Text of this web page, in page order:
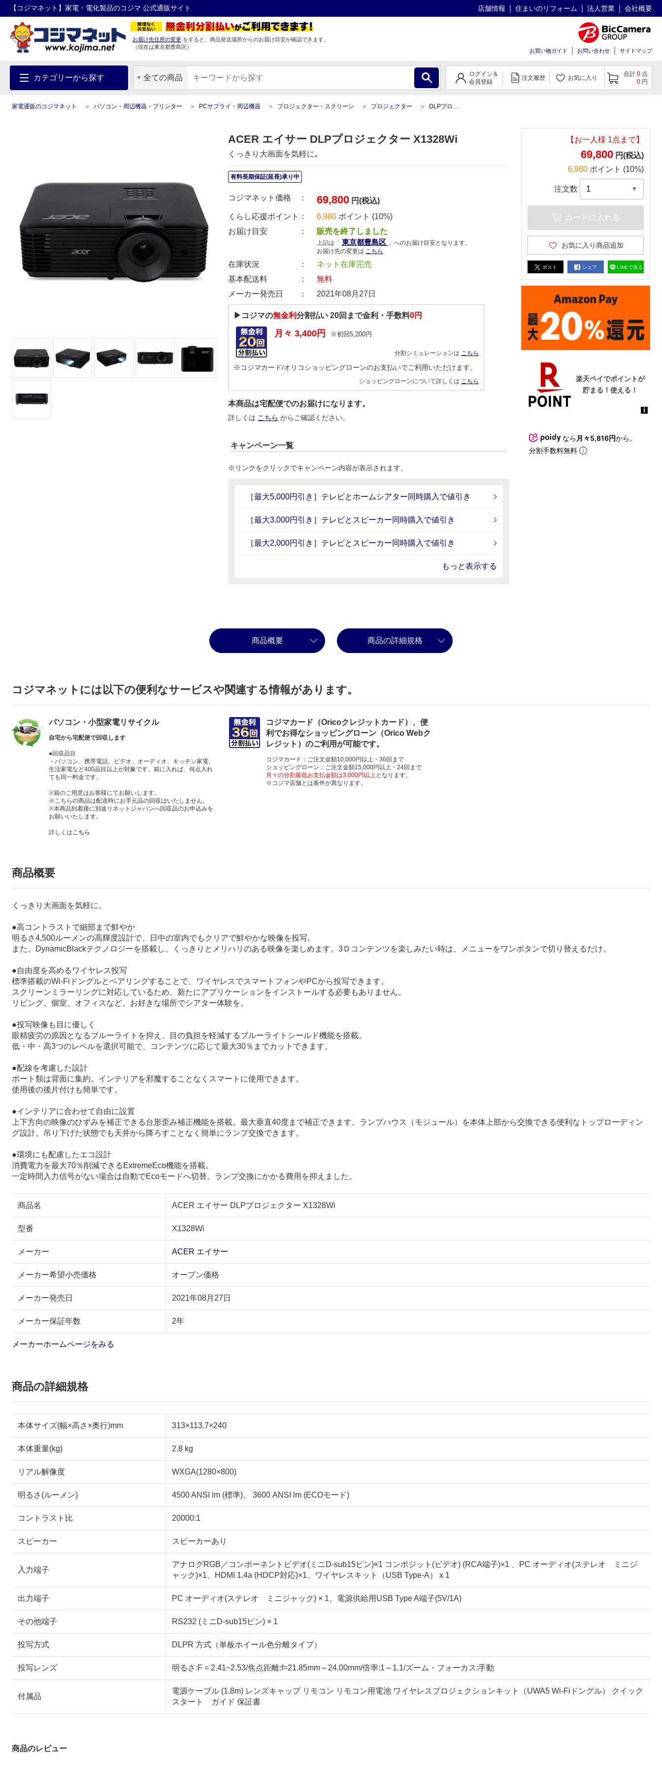
【コジマネット】家電・電化製品のコジマ 公式通販サイト 店舗情報 住まいのリフォーム 法人営業 会社概要
お届け先住所の変更 をすると、商品発送場所からのお届け目安が確認できます。
（現在は東京都豊島区）
お買い物ガイド お問い合わせ サイトマップ
カテゴリーから探す 全ての商品
ログイン＆
会員登録
注文履歴 お気に入り
合計 0 点
0 円
家電通販のコジマネット パソコン・周辺機器・プリンター PCサプライ・周辺機器 プロジェクター・スクリーン プロジェクター DLPプロジェクター
ACER エイサー DLPプロジェクター X1328Wi
くっきり大画面を気軽に｡
有料長期保証(延長)承り中
コジマネット価格 ： 69,800 円(税込)
くらし応援ポイント：
6,980 ポイント (10%)
お届け目安 ：
販売を終了しました
上記は「 東京都豊島区 」へのお届け目安となります。
お届け先の変更は こちら
在庫状況 ：
ネット在庫完売
基本配送料 ：
無料
メーカー発売日 ：
2021年08月27日
▶コジマの無金利分割払い 20回まで金利・手数料0円
月々 3,400 円 ※初回5,200円
分割シミュレーションは こちら
※コジマカード/オリコショッピングローンのお支払いでご利用いただけます。
ショッピングローンについて詳しくは こちら
本商品は宅配便でのお届けになります。
詳しくは こちら からご確認ください。
キャンペーン一覧
※リンクをクリックでキャンペーン内容が表示されます。
［最大5,000円引き］テレビとホームシアター同時購入で値引き
［最大3,000円引き］テレビとスピーカー同時購入で値引き
［最大2,000円引き］テレビとスピーカー同時購入で値引き
もっと表示する
【お一人様 1点まで】
69,800 円(税込)
6,980 ポイント (10%)
注文数
カートに入れる
お気に入り商品追加
ポスト シェア LINEで送る
なら 月々5,816円から。
分割手数料無料
商品概要 商品の詳細規格
コジマネットには以下の便利なサービスや関連する情報があります。
パソコン・小型家電リサイクル
自宅から宅配便で回収します
●回収品目
・パソコン、携帯電話、ビデオ、オーディオ、キッチン家電、
生活家電など400品目以上が対象です。箱に入れば、何点入れ
ても同一料金です。
※箱のご用意はお客様にてお願いします。
※こちらの商品は配送時にお手元品の回収はいたしません。
※本商品到着後に別途リネットジャパンへ回収品のお申込みを
お願いいたします。
詳しくはこちら
コジマカード（Oricoクレジットカード）、便
利でお得なショッピングローン（Orico Webク
レジット）のご利用が可能です。
コジマカード：ご注文金額10,000円以上・36回まで
ショッピングローン：ご注文金額15,000円以上・24回まで
月々の分割最低お支払金額は3,000円以上となります。
※コジマ店舗とは条件が異なります。
商品概要
くっきり大画面を気軽に。
●高コントラストで細部まで鮮やか
明るさ4,500ルーメンの高輝度設計で、日中の室内でもクリアで鮮やかな映像を投写。
また、DynamicBlackテクノロジーを搭載し、くっきりとメリハリのある映像を楽しめます。3Ｄコンテンツを楽しみたい時は、メニューをワンボタンで切り替えるだけ。
●自由度を高めるワイヤレス投写
標準搭載のWi-Fiドングルとペアリングすることで、ワイヤレスでスマートフォンやPCから投写できます。
スクリーンミラーリングに対応しているため、新たにアプリケーションをインストールする必要もありません。
リビング、個室、オフィスなど、お好きな場所でシアター体験を。
●投写映像も目に優しく
眼精疲労の原因となるブルーライトを抑え、目の負担を軽減するブルーライトシールド機能を搭載。
低・中・高3つのレベルを選択可能で、コンテンツに応じて最大30％までカットできます。
●配線を考慮した設計
ポート類は背面に集約。インテリアを邪魔することなくスマートに使用できます。
使用後の後片付けも簡単です。
●インテリアに合わせて自由に設置
上下方向の映像のひずみを補正できる台形歪み補正機能を搭載。最大垂直40度まで補正できます。ランプハウス（モジュール）を本体上部から交換できる便利なトップローディン
グ設計。吊り下げた状態でも天井から降ろすことなく簡単にランプ交換できます。
●環境にも配慮したエコ設計
消費電力を最大70％削減できるExtremeEco機能を搭載。
一定時間入力信号がない場合は自動でEcoモードへ切替。ランプ交換にかかる費用を抑えました。
商品名 ACER エイサー DLPプロジェクター X1328Wi
型番 X1328Wi
メーカー ACER エイサー
メーカー希望小売価格 オープン価格
メーカー発売日 2021年08月27日
メーカー保証年数 2年
メーカーホームページをみる
商品の詳細規格
本体サイズ(幅×高さ×奥行)mm 313×113.7×240
本体重量(kg) 2.8 kg
リアル解像度 WXGA(1280×800)
明るさ(ルーメン) 4500 ANSI lm (標準)、 3600 ANSI lm (ECOモード)
コントラスト比 20000:1
スピーカー スピーカーあり
入力端子
アナログRGB／コンポーネントビデオ(ミニD-sub15ピン)×1 コンポジット(ビデオ) (RCA端子)×1 、PC オーディオ(ステレオ ミニジ
ャック)×1、HDMI 1.4a (HDCP対応)×1、ワイヤレスキット（USB Type-A） x 1
出力端子 PC オーディオ(ステレオ ミニジャック) × 1、電源供給用USB Type A端子(5V/1A)
その他端子 RS232 (ミニD-sub15ピン) × 1
投写方式 DLPR 方式（単板ホイール色分離タイプ）
投写レンズ 明るさ:F = 2.41~2.53/焦点距離:f=21.85mm～24.00mm/倍率:1～1.1/ズーム・フォーカス:手動
付属品
電源ケーブル (1.8m) レンズキャップ リモコン リモコン用電池 ワイヤレスプロジェクションキット（UWA5 Wi-Fiドングル） クイック
スタート ガイド 保証書
商品のレビュー